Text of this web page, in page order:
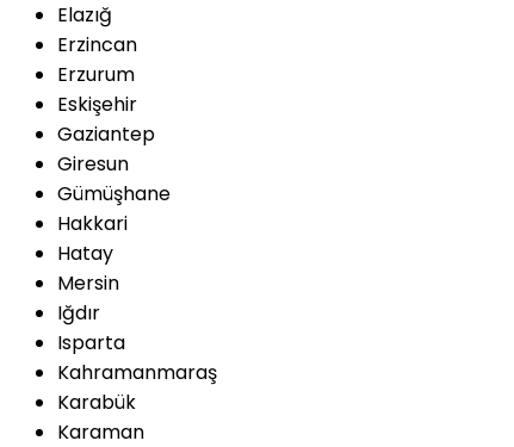
Elazığ
Erzincan
Erzurum
Eskişehir
Gaziantep
Giresun
Gümüşhane
Hakkari
Hatay
Mersin
Iğdır
Isparta
Kahramanmaraş
Karabük
Karaman